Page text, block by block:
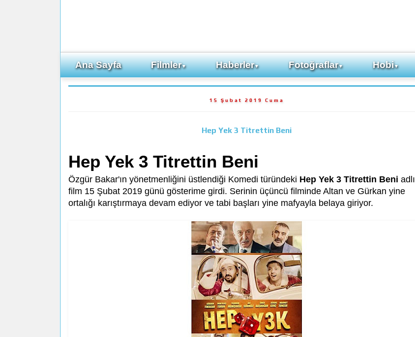
Ana Sayfa Filmler▼ Haberler▼ Fotoğraflar▼ Hobi▼
15 Şubat 2019 Cuma
Hep Yek 3 Titrettin Beni
Hep Yek 3 Titrettin Beni
Özgür Bakar'ın yönetmenliğini üstlendiği Komedi türündeki Hep Yek 3 Titrettin Beni adlı
film 15 Şubat 2019 günü gösterime girdi. Serinin üçüncü filminde Altan ve Gürkan yine
ortalığı karıştırmaya devam ediyor ve tabi başları yine mafyayla belaya giriyor.